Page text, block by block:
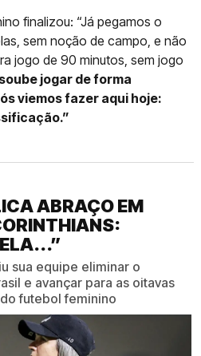
finalizou: “Já pegamos o
sem noção de campo, e não
jogo de 90 minutos, sem jogo
jogar de forma
viemos fazer aqui hoje:
ABRAÇO EM
sua equipe eliminar o
e avançar para as oitavas
futebol feminino